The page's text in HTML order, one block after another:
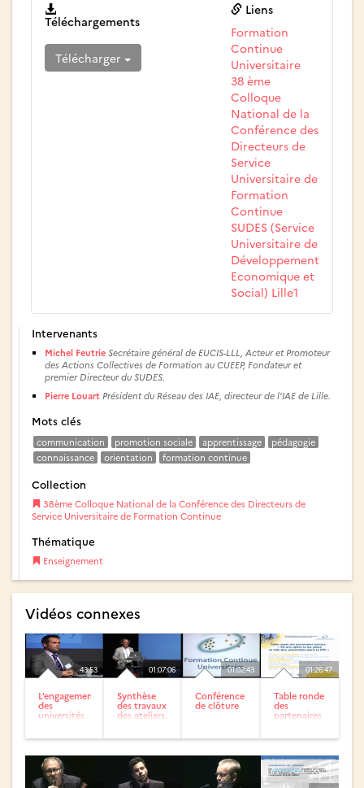
Téléchargements
Télécharger
Liens
Formation
Continue
Universitaire
38 ème
Colloque
National de la
Conférence des
Directeurs de
Service
Universitaire de
Formation
Continue
SUDES (Service
Universitaire de
Développement
Economique et
Social) Lille1
Intervenants
Michel Feutrie Secrétaire général de EUCIS-LLL, Acteur et Promoteur
des Actions Collectives de Formation au CUEEP, Fondateur et
premier Directeur du SUDES.
Pierre Louart Président du Réseau des IAE, directeur de l’IAE de Lille.
Mots clés
communication promotion sociale apprentissage
pédagogie
connaissance
orientation formation continue
Collection
38ème Colloque National de la Conférence des Directeurs de
Service Universitaire de Formation Continue
Thématique
Enseignement
Vidéos connexes
43:53
L’engagement
des
universités
01:07:06
Synthèse
des travaux
des ateliers.
01:02:43
Conférence
de clôture
01:26:47
Table ronde
des
partenaires